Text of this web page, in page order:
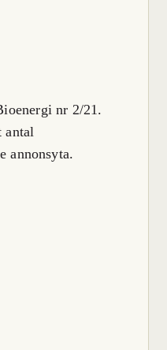
nr 2/21.
antal
annonsyta.